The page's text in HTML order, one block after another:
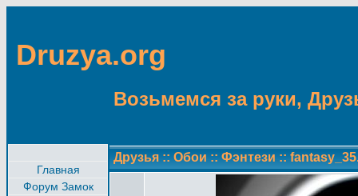
Druzya.org
Возьмемся за руки,
Главная
Форум Замок
Друзья :: Обои :: Фэнтези ::